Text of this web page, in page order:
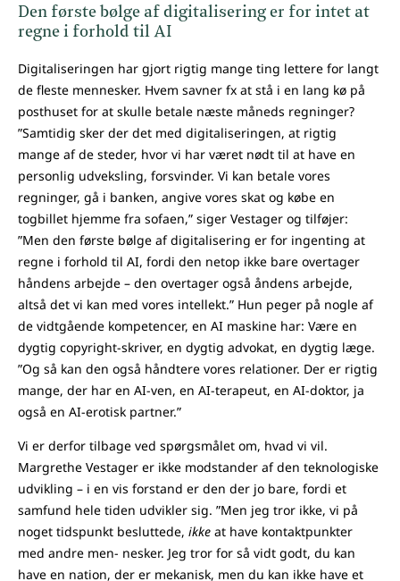
Den første bølge af digitalisering er for intet at
regne i forhold til AI
Digitaliseringen har gjort rigtig mange ting lettere for langt
de fleste mennesker. Hvem savner fx at stå i en lang kø på
posthuset for at skulle betale næste måneds regninger?
”Samtidig sker der det med digitaliseringen, at rigtig
mange af de steder, hvor vi har været nødt til at have en
personlig udveksling, forsvinder. Vi kan betale vores
regninger, gå i banken, angive vores skat og købe en
togbillet hjemme fra sofaen,” siger Vestager og tilføjer:
”Men den første bølge af digitalisering er for ingenting at
regne i forhold til AI, fordi den netop ikke bare overtager
håndens arbejde – den overtager også åndens arbejde,
altså det vi kan med vores intellekt.” Hun peger på nogle af
de vidtgående kompetencer, en AI maskine har: Være en
dygtig copyright-skriver, en dygtig advokat, en dygtig læge.
”Og så kan den også håndtere vores relationer. Der er rigtig
mange, der har en AI-ven, en AI-terapeut, en AI-doktor, ja
også en AI-erotisk partner.”
Vi er derfor tilbage ved spørgsmålet om, hvad vi vil.
Margrethe Vestager er ikke modstander af den teknologiske
udvikling – i en vis forstand er den der jo bare, fordi et
samfund hele tiden udvikler sig. ”Men jeg tror ikke, vi på
noget tidspunkt besluttede, ikke at have kontaktpunkter
med andre men- nesker. Jeg tror for så vidt godt, du kan
have en nation, der er mekanisk, men du kan ikke have et